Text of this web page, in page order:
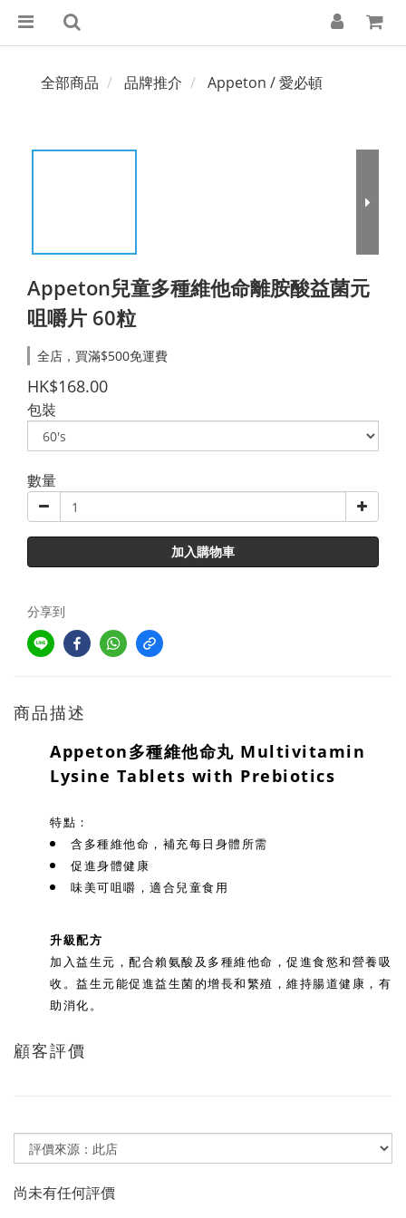
全部商品 品牌推介 Appeton / 愛必頓
Appeton兒童多種維他命離胺酸益菌元
咀嚼片 60粒
全店，買滿$500免運費
HK$168.00
包裝
數量
加入購物車
分享到
商品描述
Appeton多種維他命丸 Multivitamin
Lysine Tablets with Prebiotics
特點：
含多種維他命，補充每日身體所需
促進身體健康
味美可咀嚼，適合兒童食用
升級配方
加入益生元，配合賴氨酸及多種維他命，促進食慾和營養吸
收。益生元能促進益生菌的增長和繁殖，維持腸道健康，有
助消化。
顧客評價
尚未有任何評價